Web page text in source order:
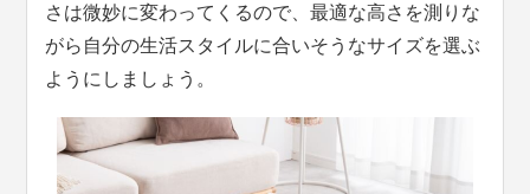
さは微妙に変わってくるので、最適な高さを測りな
がら自分の生活スタイルに合いそうなサイズを選ぶ
ようにしましょう。